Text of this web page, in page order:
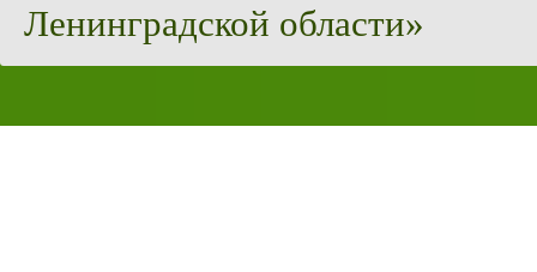
Ленинградской области»